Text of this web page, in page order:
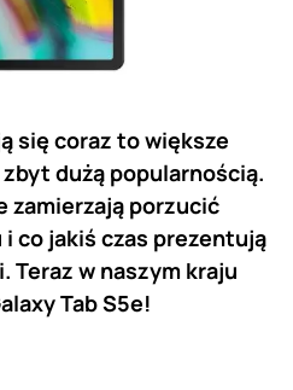
się coraz to większe
dużą popularnością.
zamierzają porzucić
co jakiś czas prezentują
Teraz w naszym kraju
Tab S5e!